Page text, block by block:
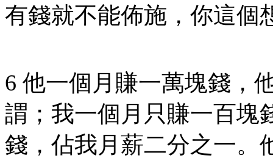
有錢就不能佈施，你這個
6 他一個月賺一萬塊錢，
謂；我一個月只賺一百塊
錢，佔我月薪二分之一。